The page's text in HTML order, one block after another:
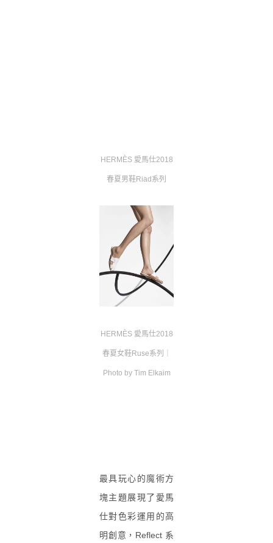
HERMÈS 愛馬仕2018
春夏男鞋Riad系列
HERMÈS 愛馬仕2018
春夏女鞋Ruse系列｜
Photo by Tim Elkaim
最具玩心的魔術方
塊主題展現了愛馬
仕對色彩運用的高
明創意，Reflect 系